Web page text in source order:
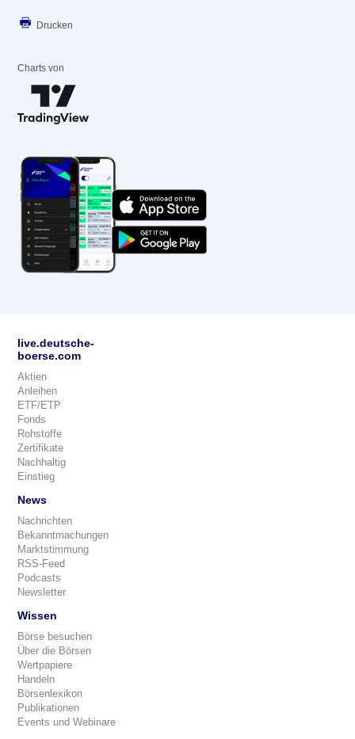
Drucken
Charts von
live.deutsche-
boerse.com
Aktien
Anleihen
ETF/ETP
Fonds
Rohstoffe
Zertifikate
Nachhaltig
Einstieg
News
Nachrichten
Bekanntmachungen
Marktstimmung
RSS-Feed
Podcasts
Newsletter
Wissen
Börse besuchen
Über die Börsen
Wertpapiere
Handeln
Börsenlexikon
Publikationen
Events und Webinare